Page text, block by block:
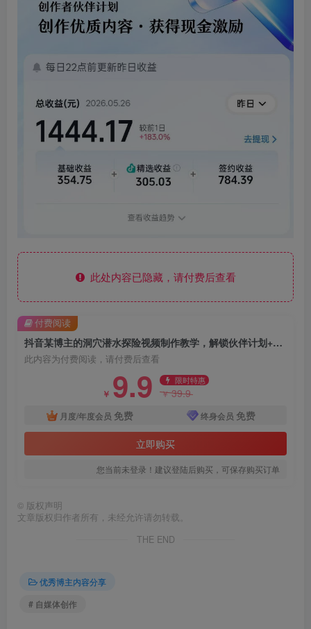
此处内容已隐藏，请付费后查看
抖音某博主的洞穴潜水探险视频制作教学，解锁伙伴计划+精选独家收益，单日收益1k+
此内容为付费阅读，请付费后查看
￥ 9.9 限时特惠
￥39.9
月度/年度会员 免费 终身会员 免费
立即购买
您当前未登录！建议登陆后购买，可保存购买订单
付费阅读
© 版权声明
文章版权归作者所有，未经允许请勿转载。
THE END
优秀博主内容分享
# 自媒体创作